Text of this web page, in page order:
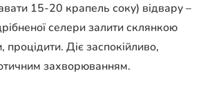
15-20 крапель соку) відвару –
селери залити склянкою
процідити. Діє заспокійливо,
захворюванням.